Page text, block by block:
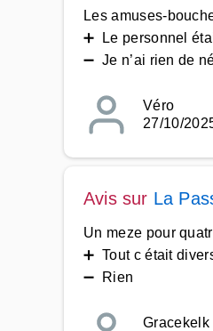
Les amuses-
➕ Le personnel
➖ Je n’ai rien de
Véro
27/10/
Avis sur La
Un meze pour
➕ Tout c était
➖ Rien
Gracekelk